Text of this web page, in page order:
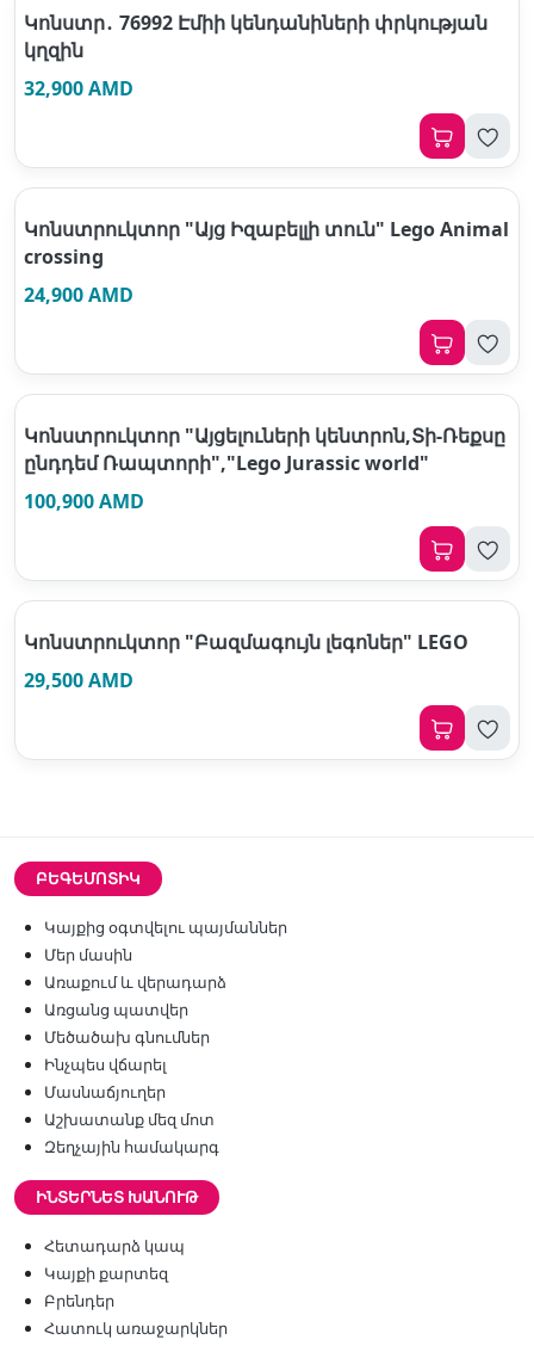
Կոնստր․ 76992 Էմիի կենդանիների փրկության
կղզին
32,900 AMD
Կոնստրուկտոր "Այց Իզաբելլի տուն" Lego Animal
crossing
24,900 AMD
Կոնստրուկտոր "Այցելուների կենտրոն,Տի-Ռեքսը
ընդդեմ Ռապտորի","Lego Jurassic world"
100,900 AMD
Կոնստրուկտոր "Բազմագույն լեգոներ" LEGO
29,500 AMD
ԲԵԳԵՄՈՏԻԿ
Կայքից օգտվելու պայմաններ
Մեր մասին
Առաքում և վերադարձ
Առցանց պատվեր
Մեծածախ գնումներ
Ինչպես վճարել
Մասնաճյուղեր
Աշխատանք մեզ մոտ
Զեղչային համակարգ
ԻՆՏԵՐՆԵՏ ԽԱՆՈՒԹ
Հետադարձ կապ
Կայքի քարտեզ
Բրենդեր
Հատուկ առաջարկներ